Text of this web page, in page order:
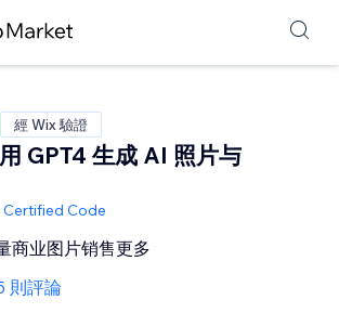
經 Wix 驗證
GPT4 生成 AI 照片与
Certified Code
商业图片销售更多
則評論